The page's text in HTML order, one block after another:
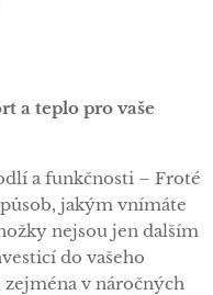
a teplo pro vaše
a funkčnosti – Froté
jakým vnímáte
nejsou jen dalším
do vašeho
v náročných